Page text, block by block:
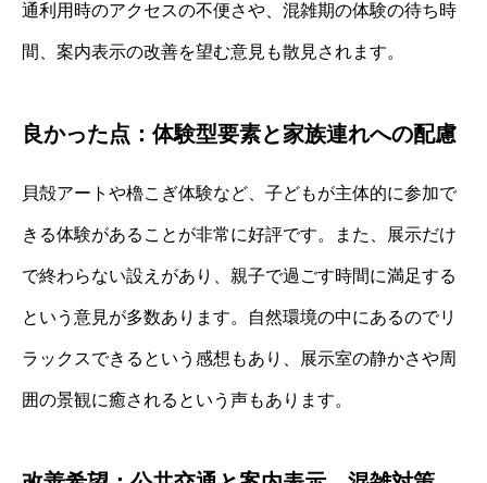
通利用時のアクセスの不便さや、混雑期の体験の待ち時
間、案内表示の改善を望む意見も散見されます。
良かった点：体験型要素と家族連れへの配慮
貝殻アートや櫓こぎ体験など、子どもが主体的に参加で
きる体験があることが非常に好評です。また、展示だけ
で終わらない設えがあり、親子で過ごす時間に満足する
という意見が多数あります。自然環境の中にあるのでリ
ラックスできるという感想もあり、展示室の静かさや周
囲の景観に癒されるという声もあります。